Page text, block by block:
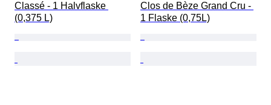
Classé - 1 Halvflaske
(0,375 L)
Clos de Bèze Grand Cru -
1 Flaske (0,75L)